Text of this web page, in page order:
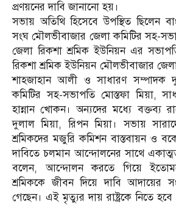
প্রণয়নের দাবি জানানো হয়।
সভায় অতিথি হিসেবে উপস্থিত ছিলেন
সংঘ মৌলভীবাজার জেলা কমিটির সহ-
জেলা রিকশা শ্রমিক ইউনিয়ন এর
রিকশা শ্রমিক ইউনিয়ন মৌলভীবাজার
শাহজাহান আলী ও সাধারণ সম্পাদক
কমিটির সহ-সভাপতি মোস্তফা মিয়া,
হান্নান খোকন। অন্যদের মধ্যে বক্তব্য
দুলাল মিয়া, রিপন মিয়া। সভায়
শ্রমিকদের মজুরি কমিশন বাস্তবায়ন ও
দাবিতে চলমান আন্দোলনের সাথে
বলেন, আন্দোলন করতে গিয়ে
শ্রমিককে জীবন দিয়ে দাবি আদায়ের
গেছেন। এই মৃত্যুর দায় রাষ্ট্রকে নিতে